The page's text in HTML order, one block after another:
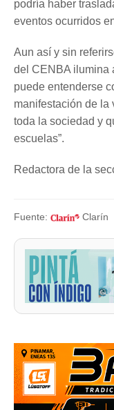
podría haber
eventos ocurridos
Aun así y sin
del CENBA ilumina
puede entenderse
manifestación de la
toda la sociedad y
escuelas”.
Redactora de la
Fuente: Clarín